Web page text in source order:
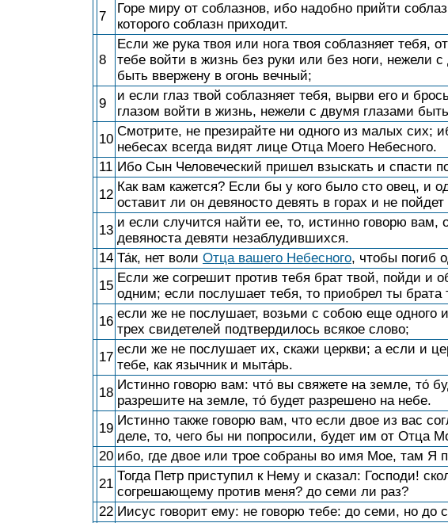
7
Горе миру от соблазнов, ибо надобно прийти
которого соблазн приходит.
8
Если же рука твоя или нога твоя соблазняет тебя,
тебе войти в жизнь без руки или без ноги, нежели
быть ввержену в огонь вечный;
9
и если глаз твой соблазняет тебя, вырви его и
глазом войти в жизнь, нежели с двумя глазами
10
Смотрите, не презирайте ни одного из малых сих;
небесах всегда видят лице Отца Моего Небесного.
11 Ибо Сын Человеческий пришел взыскать и спасти
12
Как вам кажется? Если бы у кого было сто овец, и
оставит ли он девяносто девять в горах и не
13
и если случится найти ее, то, истинно говорю вам,
девяноста девяти незаблудившихся.
14 Та́к, нет воли Отца вашего Небесного, чтобы погиб
15
Если же согрешит против тебя брат твой, пойди и
одним; если послушает тебя, то приобрел ты брата
16
если же не послушает, возьми с собою еще одного
трех свидетелей подтвердилось всякое слово;
17
если же не послушает их, скажи церкви; а если и
тебе, как язычник и мыта́рь.
18
Истинно говорю вам: что́ вы свяжете на земле, то́
разрешите на земле, то́ будет разрешено на небе.
19
Истинно также говорю вам, что если двое из вас
деле, то, чего бы ни попросили, будет им от Отца
20 ибо, где двое или трое собраны во имя Мое, там Я
21
Тогда Петр приступил к Нему и сказал: Господи!
согрешающему против меня? до семи ли раз?
22 Иисус говорит ему: не говорю тебе: до семи, но до